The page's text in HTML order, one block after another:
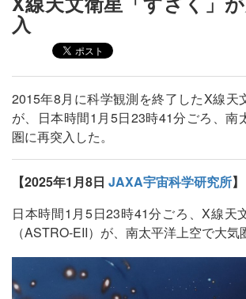
入
2015年8月に科学観測を終了したX線天
が、日本時間1月5日23時41分ごろ、南
圏に再突入した。
【2025年1月8日 JAXA宇宙科学研究所】
日本時間1月5日23時41分ごろ、X線天
（ASTRO-EII）が、南太平洋上空で大気